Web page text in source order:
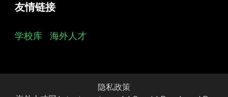
友情链接
学校库 海外人才
隐私政策